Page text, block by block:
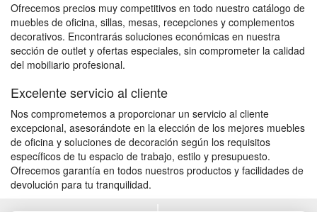
Ofrecemos precios muy competitivos en todo nuestro catálogo de
muebles de oficina, sillas, mesas, recepciones y complementos
decorativos. Encontrarás soluciones económicas en nuestra
sección de outlet y ofertas especiales, sin comprometer la calidad
del mobiliario profesional.
Excelente servicio al cliente
Nos comprometemos a proporcionar un servicio al cliente
excepcional, asesorándote en la elección de los mejores muebles
de oficina y soluciones de decoración según los requisitos
específicos de tu espacio de trabajo, estilo y presupuesto.
Ofrecemos garantía en todos nuestros productos y facilidades de
devolución para tu tranquilidad.